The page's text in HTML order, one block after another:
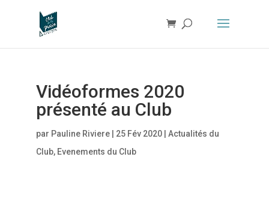
Vidéoformes 2020
présenté au Club
par Pauline Riviere| 25 Fév 2020| Actualités du
Club, Evenements du Club